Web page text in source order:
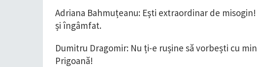
Adriana Bahmuțeanu: Ești extraordinar de
și îngâmfat.
Dumitru Dragomir: Nu ți-e rușine să vorbești cu
Prigoană!